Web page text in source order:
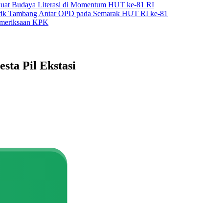
Budaya Literasi di Momentum HUT ke-81 RI
Tambang Antar OPD pada Semarak HUT RI ke-81
KPK
Pil Ekstasi